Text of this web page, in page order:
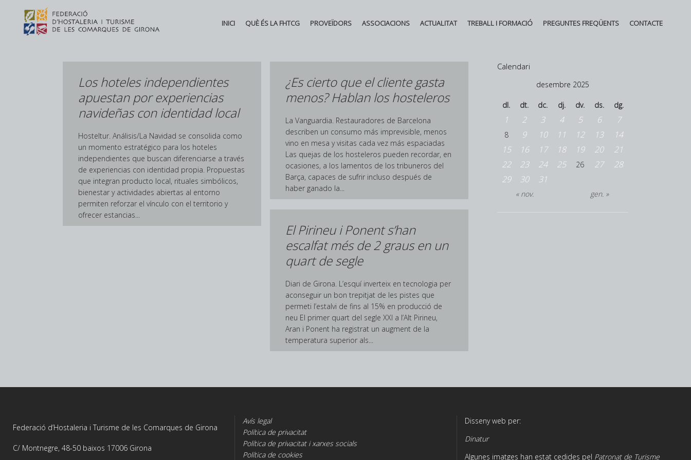
INICI QUÈ ÉS LA FHTCG PROVEÏDORS ASSOCIACIONS ACTUALITAT TREBALL I FORMACIÓ PREGUNTES FREQÜENTS CONTACTE
Los hoteles independientes
apuestan por experiencias
navideñas con identidad local
Hosteltur. Análisis/La Navidad se consolida como
un momento estratégico para los hoteles
independientes que buscan diferenciarse a través
de experiencias con identidad propia. Propuestas
que integran producto local, rituales simbólicos,
bienestar y actividades abiertas al entorno
permiten reforzar el vínculo con el territorio y
ofrecer estancias...
¿Es cierto que el cliente gasta
menos? Hablan los hosteleros
La Vanguardia. Restauradores de Barcelona
describen un consumo más imprevisible, menos
vino en mesa y visitas cada vez más espaciadas
Las quejas de los hosteleros pueden recordar, en
ocasiones, a los lamentos de los tribuneros del
Barça, capaces de sufrir incluso después de
haber ganado la...
El Pirineu i Ponent s’han
escalfat més de 2 graus en un
quart de segle
Diari de Girona. L’esquí inverteix en tecnologia per
aconseguir un bon trepitjat de les pistes que
permeti l’estalvi de fins al 15% en producció de
neu El primer quart del segle XXI a l’Alt Pirineu,
Aran i Ponent ha registrat un augment de la
temperatura superior als...
Calendari
desembre 2025
dl. dt. dc. dj. dv. ds. dg.
« nov. gen. »
1 2 3 4 5 6 7
8 9 10 11 12 13
14
15
16 17 18 19 20
21
22
23 24 25 26 27
28
29
30 31
Federació d’Hostaleria i Turisme de les Comarques de Girona
C/ Montnegre, 48-50 baixos 17006 Girona
Avís legal
Política de privacitat
Política de privacitat i xarxes socials
Política de cookies
Disseny web per:
Dinatur
Algunes imatges han estat cedides pel Patronat de Turisme